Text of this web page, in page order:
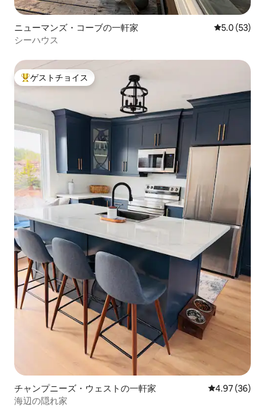
ニューマンズ・コーブの一軒家 レビュー53
5.0 (53)
シーハウス
大好評のゲストチョイスです。
ゲストチョイス
チャンプニーズ・ウェストの一軒家 レビュー36
4.97 (36)
海辺の隠れ家